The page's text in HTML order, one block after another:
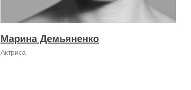
Марина Демьяненко
Актриса